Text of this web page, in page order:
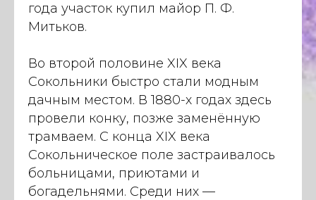
года участок купил майор П. Ф.
Митьков.
Во второй половине XIX века
Сокольники быстро стали модным
дачным местом. В 1880-х годах здесь
провели конку, позже заменённую
трамваем. С конца XIX века
Сокольническое поле застраивалось
больницами, приютами и
богадельнями. Среди них —